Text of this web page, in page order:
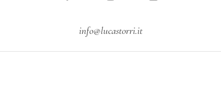
info@lucastorri.it